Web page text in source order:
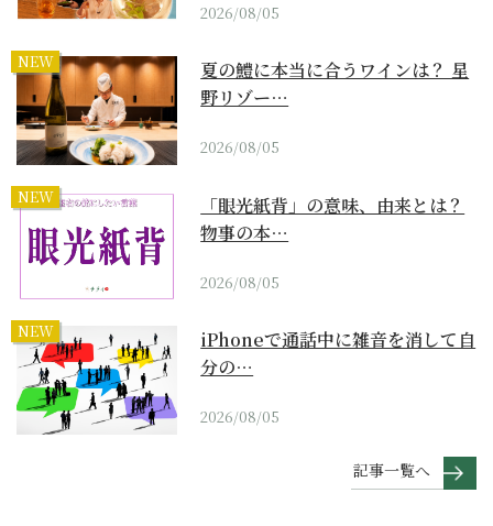
2026/08/05
NEW
夏の鱧に本当に合うワインは？ 星
野リゾー…
2026/08/05
NEW
「眼光紙背」の意味、由来とは？
物事の本…
2026/08/05
NEW
iPhoneで通話中に雑音を消して自
分の…
2026/08/05
記事一覧へ